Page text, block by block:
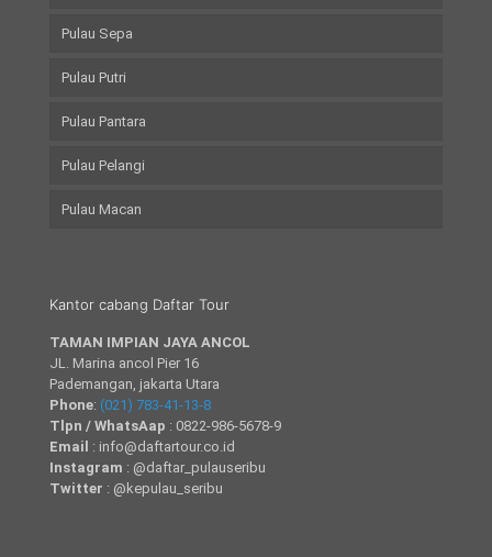
Pulau Sepa
Pulau Putri
Pulau Pantara
Pulau Pelangi
Pulau Macan
Kantor cabang Daftar Tour
TAMAN IMPIAN JAYA ANCOL
JL. Marina ancol Pier 16
Pademangan, jakarta Utara
Phone: (021) 783-41-13-8
Tlpn / WhatsAap : 0822-986-5678-9
Email : info@daftartour.co.id
Instagram : @daftar_pulauseribu
Twitter : @kepulau_seribu